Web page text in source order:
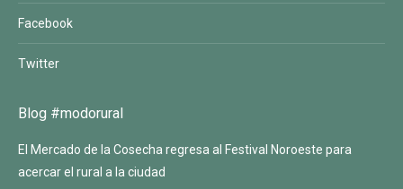
Facebook
Twitter
Blog #modorural
El Mercado de la Cosecha regresa al Festival Noroeste para
acercar el rural a la ciudad